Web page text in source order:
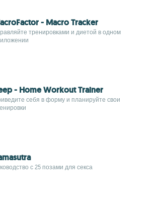
- Macro Tracker
тренировками и диетой в одном
- Home Workout Trainer
себя в форму и планируйте свои
с 25 позами для секса